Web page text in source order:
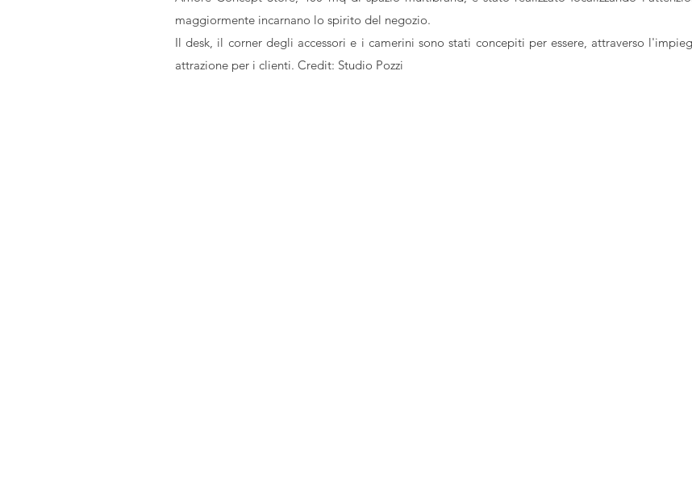
maggiormente incarnano lo spirito del negozio.
Il desk, il corner degli accessori e i camerini sono stati concepiti per essere, attraverso
attrazione per i clienti. Credit: Studio Pozzi